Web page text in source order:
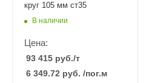
круг 105 мм ст35
В наличии
Цена:
93 415 руб./т
6 349.72 руб. /пог.м